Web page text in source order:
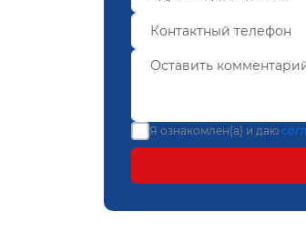
Я ознакомлен(а) и даю